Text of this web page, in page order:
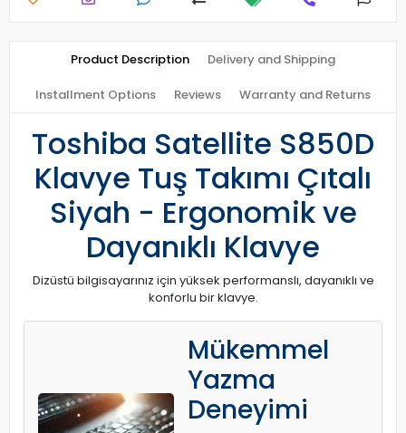
Product Description Delivery and Shipping
Installment Options Reviews Warranty and Returns
Toshiba Satellite S850D
Klavye Tuş Takımı Çıtalı
Siyah - Ergonomik ve
Dayanıklı Klavye
Dizüstü bilgisayarınız için yüksek performanslı, dayanıklı ve
konforlu bir klavye.
Mükemmel
Yazma
Deneyimi